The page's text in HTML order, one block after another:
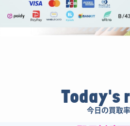
Today's
今日の買取率